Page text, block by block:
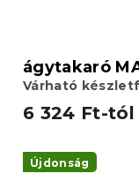
ágytakaró
Várható
6 324 Ft-tól
Újdonság